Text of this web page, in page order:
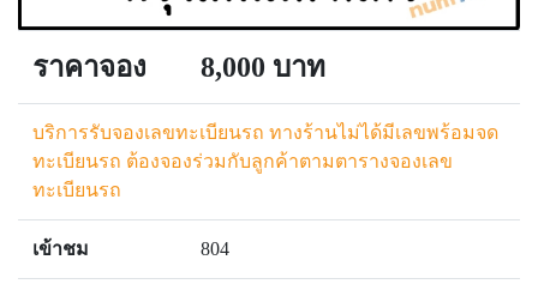
ราคาจอง 8,000 บาท
บริการรับจองเลขทะเบียนรถ ทางร้านไม่ได้มีเลขพร้อมจด
ทะเบียนรถ ต้องจองร่วมกับลูกค้าตามตารางจองเลข
ทะเบียนรถ
เข้าชม 804